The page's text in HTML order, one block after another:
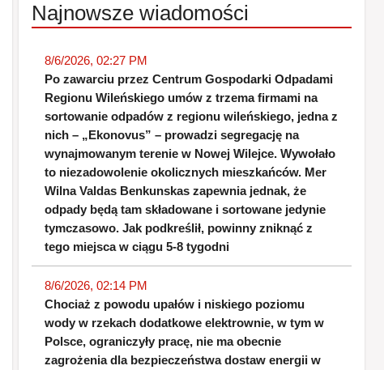
Najnowsze wiadomości
8/6/2026, 02:27 PM
Po zawarciu przez Centrum Gospodarki Odpadami
Regionu Wileńskiego umów z trzema firmami na
sortowanie odpadów z regionu wileńskiego, jedna z
nich – „Ekonovus” – prowadzi segregację na
wynajmowanym terenie w Nowej Wilejce. Wywołało
to niezadowolenie okolicznych mieszkańców. Mer
Wilna Valdas Benkunskas zapewnia jednak, że
odpady będą tam składowane i sortowane jedynie
tymczasowo. Jak podkreślił, powinny zniknąć z
tego miejsca w ciągu 5-8 tygodni
8/6/2026, 02:14 PM
Chociaż z powodu upałów i niskiego poziomu
wody w rzekach dodatkowe elektrownie, w tym w
Polsce, ograniczyły pracę, nie ma obecnie
zagrożenia dla bezpieczeństwa dostaw energii w